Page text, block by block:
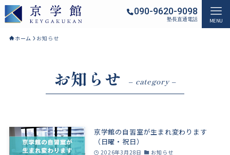
090-9620-9098
塾長直通電話 MENU
ホーム お知らせ
お知らせ – category –
京学館の自習室が生まれ変わります
（日曜・祝日）
2026年3月28日 お知らせ